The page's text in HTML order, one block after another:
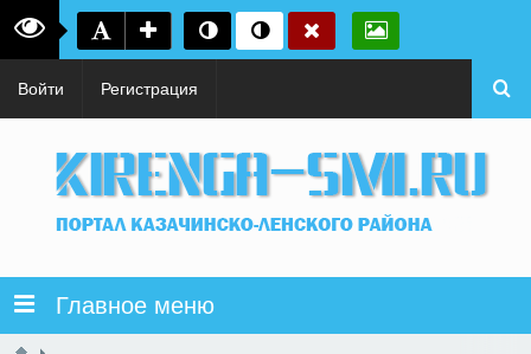
Войти Регистрация
Главное меню